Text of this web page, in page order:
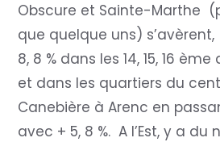
Obscure et Sainte-Marthe
que quelque uns) s’avèrent,
8, 8 % dans les 14, 15, 16
et dans les quartiers du
Canebière à Arenc en
avec + 5, 8 %. A l’Est, y a du